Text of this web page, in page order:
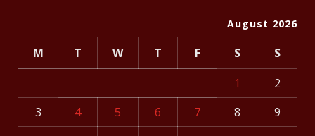
August 2026
M T W T F S
S
1
2
3
4 5 6 7 8
9